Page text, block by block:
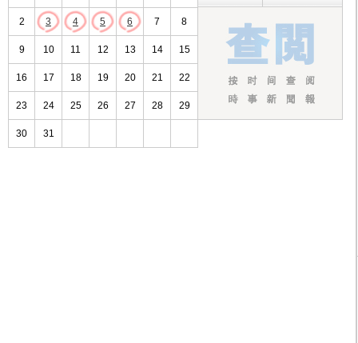
2 3 4 5 6 7 8
9 10 11 12 13 14 15
16 17 18 19 20 21 22
23 24 25 26 27 28 29
30 31